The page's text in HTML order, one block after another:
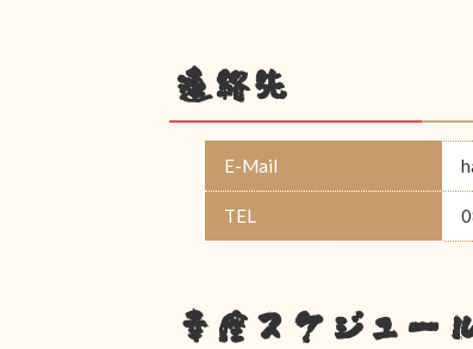
連絡先
E-Mail
TEL
幸座スケジュー